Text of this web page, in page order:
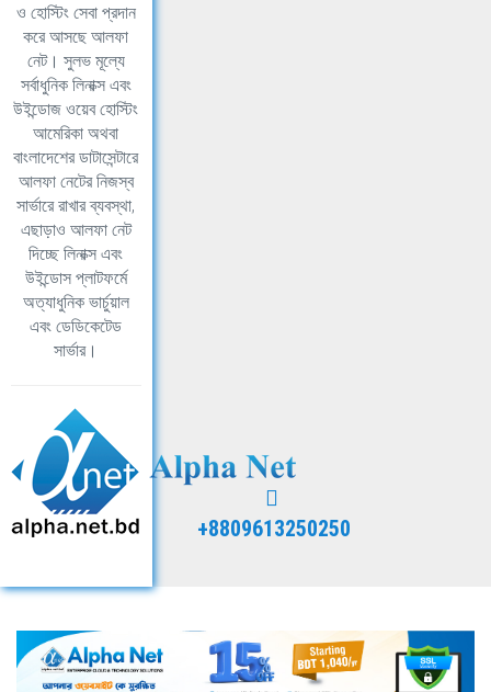
ও হোস্টিং সেবা প্রদান
করে আসছে আলফা
নেট। সুলভ মূল্যে
সর্বাধুনিক লিনাক্স এবং
উইন্ডোজ ওয়েব হোস্টিং
আমেরিকা অথবা
বাংলাদেশের ডাটাসেন্টারে
আলফা নেটের নিজস্ব
সার্ভারে রাখার ব্যবস্থা,
এছাড়াও আলফা নেট
দিচ্ছে লিনাক্স এবং
উইন্ডোস প্লাটফর্মে
অত্যাধুনিক ভার্চুয়াল
এবং ডেডিকেটেড
সার্ভার।
+8809613250250